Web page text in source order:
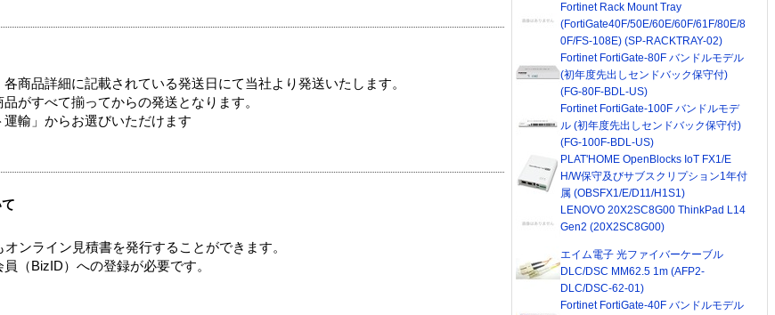
商品詳細に記載されている発送日にて当社より発送いたします。
がすべて揃ってからの発送となります。
輸」からお選びいただけます
ンライン見積書を発行することができます。
（BizID）への登録が必要です。
Fortinet Rack Mount Tray
(FortiGate40F/50E/60E/60F/61F/80E/8
0F/FS-108E) (SP-RACKTRAY-02)
Fortinet FortiGate-80F バンドルモデル
(初年度先出しセンドバック保守付)
(FG-80F-BDL-US)
Fortinet FortiGate-100F バンドルモデ
ル (初年度先出しセンドバック保守付)
(FG-100F-BDL-US)
PLAT'HOME OpenBlocks IoT FX1/E
H/W保守及びサブスクリプション1年付
属 (OBSFX1/E/D11/H1S1)
LENOVO 20X2SC8G00 ThinkPad L14
Gen2 (20X2SC8G00)
エイム電子 光ファイバーケーブル
DLC/DSC MM62.5 1m (AFP2-
DLC/DSC-62-01)
Fortinet FortiGate-40F バンドルモデル